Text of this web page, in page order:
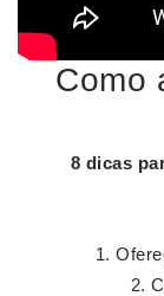
Como
8 dicas